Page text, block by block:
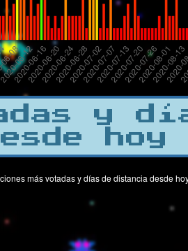
y
hoy